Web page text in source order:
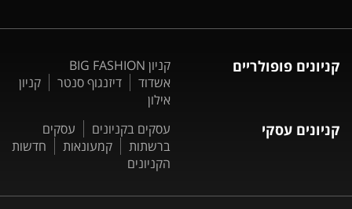
קניונים פופולריים
קניון BIG FASHION
אשדוד
דיזנגוף סנטר
קניון
אילון
קניונים עסקי עסקים בקניונים
עסקים
ברשתות
קמעונאות
חדשות
הקניונים